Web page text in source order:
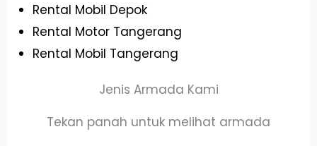
Rental Mobil Depok
Rental Motor Tangerang
Rental Mobil Tangerang
Jenis Armada Kami
Tekan panah untuk melihat armada